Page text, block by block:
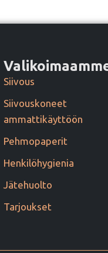
Siivous
Siivouskoneet
ammattikäyttöön
Pehmopaperit
Henkilöhygienia
Jätehuolto
Tarjoukset